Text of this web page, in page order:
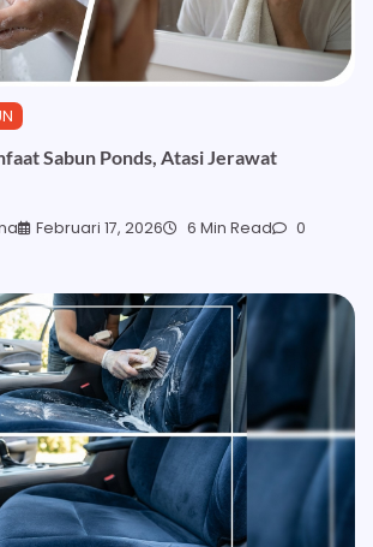
Sabun Ponds, Atasi Jerawat
Februari 17, 2026 6 Min Read 0